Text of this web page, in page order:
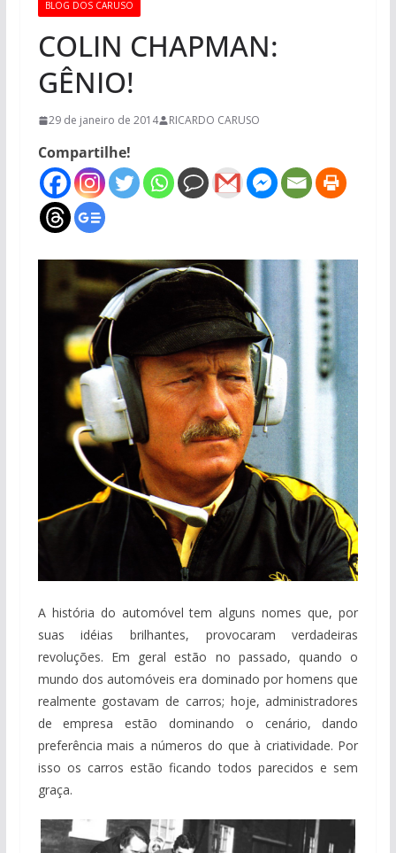
BLOG DOS CARUSO
COLIN CHAPMAN:
GÊNIO!
29 de janeiro de 2014 RICARDO CARUSO
Compartilhe!
A história do automóvel tem alguns nomes que, por
suas idéias brilhantes, provocaram verdadeiras
revoluções. Em geral estão no passado, quando o
mundo dos automóveis era dominado por homens que
realmente gostavam de carros; hoje, administradores
de empresa estão dominando o cenário, dando
preferência mais a números do que à criatividade. Por
isso os carros estão ficando todos parecidos e sem
graça.